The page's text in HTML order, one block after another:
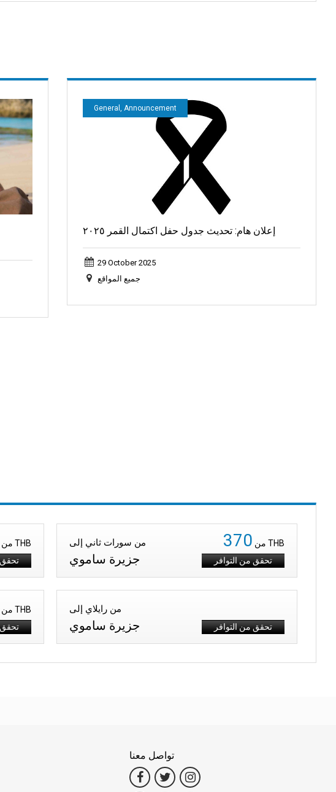
General, Announcement
إعلان هام: تحديث جدول حفل اكتمال القمر ٢٠٢٥
29 October 2025
جميع المواقع
من THB
تحقق
من سورات ثاني إلى
جزيرة ساموي
من 370
THB
تحقق من التوافر
من THB
تحقق
من رايلاي إلى
جزيرة ساموي تحقق من التوافر
تواصل معنا